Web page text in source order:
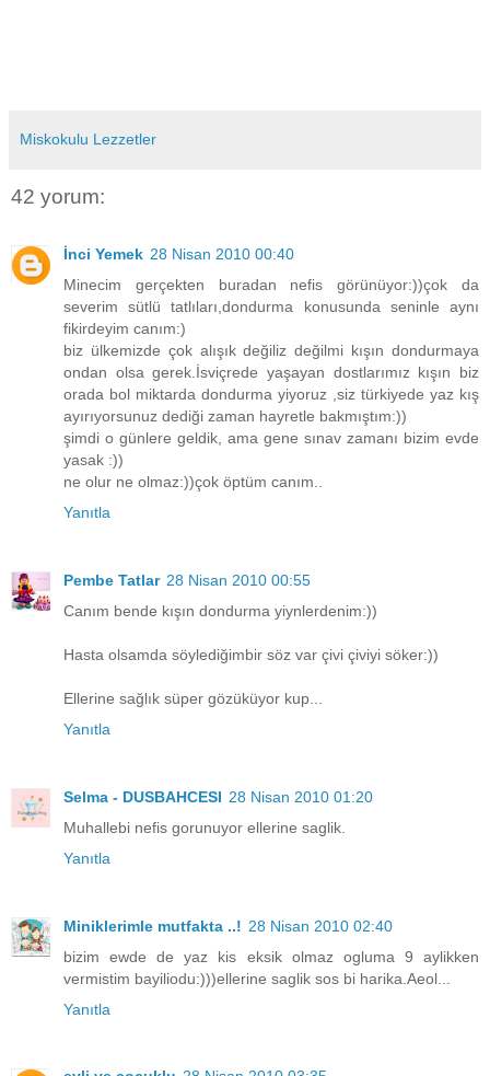
Miskokulu Lezzetler
42 yorum:
İnci Yemek 28 Nisan 2010 00:40
Minecim gerçekten buradan nefis görünüyor:))çok da
severim sütlü tatlıları,dondurma konusunda seninle aynı
fikirdeyim canım:)
biz ülkemizde çok alışık değiliz değilmi kışın dondurmaya
ondan olsa gerek.İsviçrede yaşayan dostlarımız kışın biz
orada bol miktarda dondurma yiyoruz ,siz türkiyede yaz kış
ayırıyorsunuz dediği zaman hayretle bakmıştım:))
şimdi o günlere geldik, ama gene sınav zamanı bizim evde
yasak :))
ne olur ne olmaz:))çok öptüm canım..
Yanıtla
Pembe Tatlar 28 Nisan 2010 00:55
Canım bende kışın dondurma yiynlerdenim:))
Hasta olsamda söylediğimbir söz var çivi çiviyi söker:))
Ellerine sağlık süper gözüküyor kup...
Yanıtla
Selma - DUSBAHCESI 28 Nisan 2010 01:20
Muhallebi nefis gorunuyor ellerine saglik.
Yanıtla
Miniklerimle mutfakta ..! 28 Nisan 2010 02:40
bizim ewde de yaz kis eksik olmaz ogluma 9 aylikken
vermistim bayiliodu:)))ellerine saglik sos bi harika.Aeol...
Yanıtla